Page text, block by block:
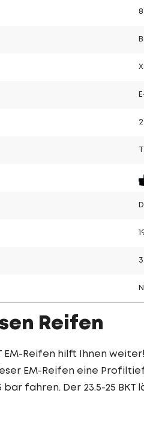
Reifen
EM-Reifen hilft Ihnen
EM-Reifen eine
bar fahren. Der 23.5-25